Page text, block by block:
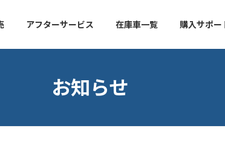
アフターサービス 在庫車一覧 購入サポー
お知らせ